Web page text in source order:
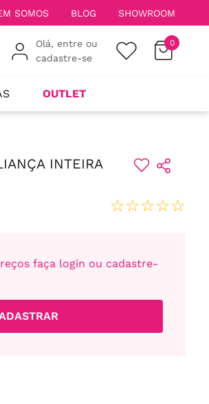
SOMOS BLOG SHOWROOM
Olá, entre ou
cadastre-se
0
OUTLET
INTEIRA
☆☆☆☆☆
faça login ou cadastre-